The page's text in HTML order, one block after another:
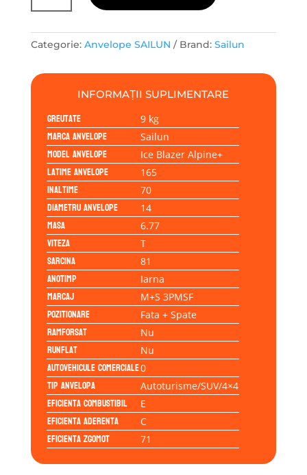
ICE
ALPINE+
81T
Categorie: Anvelope SAILUN Brand: Sailun
INFORMAȚII SUPLIMENTARE
Greutate 9 kg
Marca anvelope Sailun
Model anvelope Ice Blazer Alpine+
Latime anvelope 165
Inaltime 70
Diametru anvelope 14
Masa 6.77
Viteza T
Sarcina 81
Anotimp Iarna
Marcaj M+S 3PMSF
Pozitionare Fata + Spate
Ramforsat Nu
Runflat Nu
Autovehicule comerciale0
Tip anvelopa Autoturisme/SUV/4×4
Eficienta Combustibil E
Eficienta Aderenta C
Eficienta Zgomot 71